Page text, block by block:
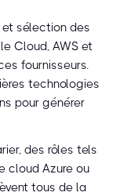
et sélection des
Cloud, AWS et
fournisseurs.
technologies
pour générer
des rôles tels
cloud Azure ou
tous de la